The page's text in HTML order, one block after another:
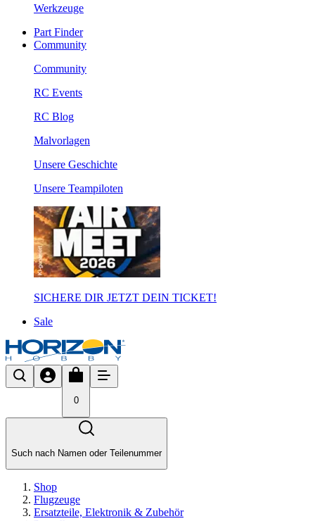
Werkzeuge
Part Finder
Community
Community
RC Events
RC Blog
Malvorlagen
Unsere Geschichte
Unsere Teampiloten
SICHERE DIR JETZT DEIN TICKET!
Sale
0
Such nach Namen oder Teilenummer
Shop
Flugzeuge
Ersatzteile, Elektronik & Zubehör